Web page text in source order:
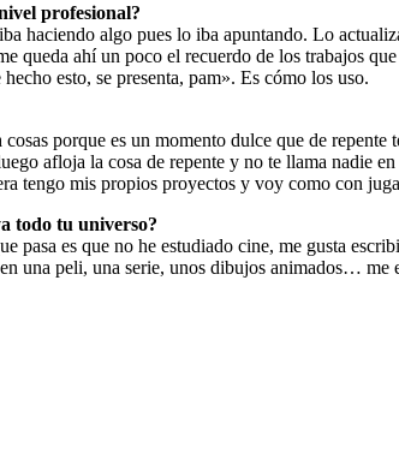
profesional?
haciendo algo pues lo iba apuntando. Lo
queda ahí un poco el recuerdo de los trabajos
esto, se presenta, pam». Es cómo los uso.
porque es un momento dulce que de
afloja la cosa de repente y no te llama nadie
tengo mis propios proyectos y voy como con
todo tu universo?
es que no he estudiado cine, me gusta
peli, una serie, unos dibujos animados… me